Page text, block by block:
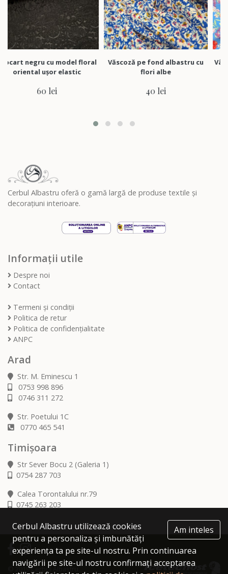
cu model floral
ușor elastic
Văscoză pe fond albastru cu
flori albe
Vâscoză
Cerbul Albastru oferă o gamă largă de produse textile și
decorațiuni interioare.
Informații utile
Despre noi
Contact
Termeni și condiții
Politica de retur
Politica de confidențialitate
ANPC
Arad
Str. M. Eminescu 1
0753 998 896
0746 311 272
Str. Poetului 1C
0770 465 541
Timișoara
Str Sever Bocu 2 (Galeria 1)
0754 287 703
Calea Torontalului nr.79
0745 263 203
© 2019 Cerbul Albastru.
Am inteles
Cerbul Albastru utilizează cookies
pentru a personaliza și imbunătăți
experiența ta pe site-ul nostru. Prin continuarea
navigării pe site-ul nostru confirmați acceptarea